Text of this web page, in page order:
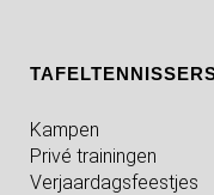
Kampen
Privé trainingen
Verjaardagsfeestjes